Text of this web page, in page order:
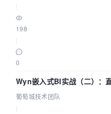
198
0
Wyn嵌入式BI实战（二）：
参数为什么不生效？| 葡萄城
葡萄城技术团队